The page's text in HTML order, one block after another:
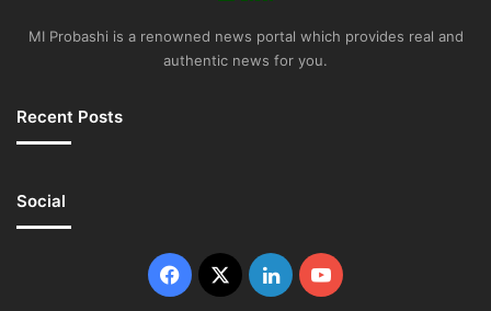
MI Probashi is a renowned news portal which provides real and
authentic news for you.
Recent Posts
Social
Facebook
X LinkedInYouTube